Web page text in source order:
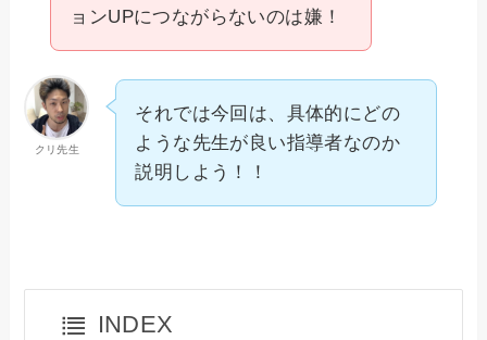
ョンUPにつながらないのは嫌！
クリ先生
それでは今回は、具体的にどの
ような先生が良い指導者なのか
説明しよう！！
INDEX